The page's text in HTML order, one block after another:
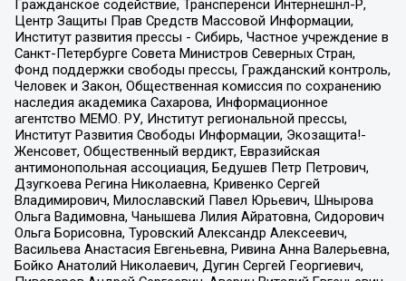
Гражданское содействие, Трансперенси Интернешнл-Р,
Центр Защиты Прав Средств Массовой Информации,
Институт развития прессы - Сибирь, Частное учреждение в
Санкт-Петербурге Совета Министров Северных Стран,
Фонд поддержки свободы прессы, Гражданский контроль,
Человек и Закон, Общественная комиссия по сохранению
наследия академика Сахарова, Информационное
агентство МЕМО. РУ, Институт региональной прессы,
Институт Развития Свободы Информации, Экозащита!-
Женсовет, Общественный вердикт, Евразийская
антимонопольная ассоциация, Бедушев Петр Петрович,
Дзугкоева Регина Николаевна, Кривенко Сергей
Владимирович, Милославский Павел Юрьевич, Шнырова
Ольга Вадимовна, Чанышева Лилия Айратовна, Сидорович
Ольга Борисовна, Туровский Александр Алексеевич,
Васильева Анастасия Евгеньевна, Ривина Анна Валерьевна,
Бойко Анатолий Николаевич, Дугин Сергей Георгиевич,